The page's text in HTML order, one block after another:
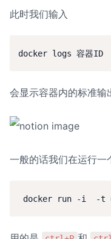
此时我们输入
docker logs 容器ID
会显示容器内的标准输
一般的话我们在运行